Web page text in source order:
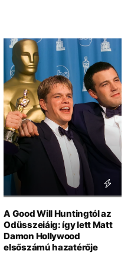
A Good Will Huntingtól az
Odüsszeiáig: így lett Matt
Damon Hollywood
elsőszámú hazatérője